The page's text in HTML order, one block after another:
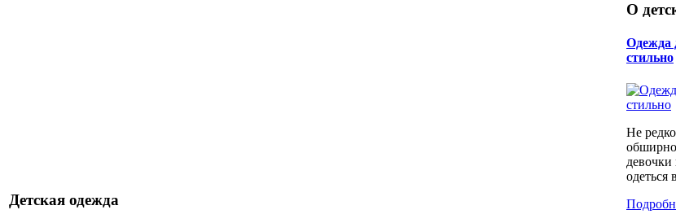
Детская одежда
О
Одежда
стильно
Не
девочки
одеться